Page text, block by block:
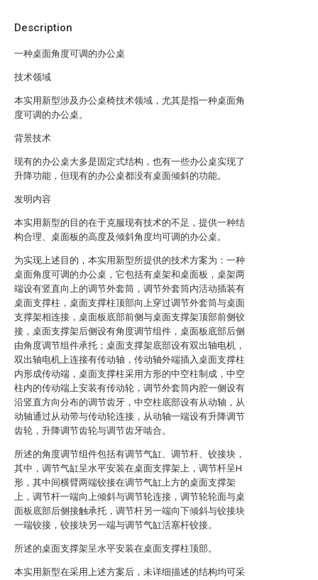
Description
一种桌面角度可调的办公桌
技术领域
本实用新型涉及办公桌椅技术领域，尤其是指一种桌面角
度可调的办公桌。
背景技术
现有的办公桌大多是固定式结构，也有一些办公桌实现了
升降功能，但现有的办公桌都没有桌面倾斜的功能。
发明内容
本实用新型的目的在于克服现有技术的不足，提供一种结
构合理、桌面板的高度及倾斜角度均可调的办公桌。
为实现上述目的，本实用新型所提供的技术方案为：一种
桌面角度可调的办公桌，它包括有桌架和桌面板，桌架两
端设有竖直向上的调节外套筒，调节外套筒内活动插装有
桌面支撑柱，桌面支撑柱顶部向上穿过调节外套筒与桌面
支撑架相连接，桌面板底部前侧与桌面支撑架顶部前侧铰
接，桌面支撑架后侧设有角度调节组件，桌面板底部后侧
由角度调节组件承托；桌面支撑架底部设有双出轴电机，
双出轴电机上连接有传动轴，传动轴外端插入桌面支撑柱
内形成传动端，桌面支撑柱采用方形的中空柱制成，中空
柱内的传动端上安装有传动轮，调节外套筒内腔一侧设有
沿竖直方向分布的调节齿牙，中空柱底部设有从动轴，从
动轴通过从动带与传动轮连接，从动轴一端设有升降调节
齿轮，升降调节齿轮与调节齿牙啮合。
所述的角度调节组件包括有调节气缸、调节杆、铰接块，
其中，调节气缸呈水平安装在桌面支撑架上，调节杆呈H
形，其中间横臂两端铰接在调节气缸上方的桌面支撑架
上，调节杆一端向上倾斜与调节轮连接，调节轮轮面与桌
面板底部后侧接触承托，调节杆另一端向下倾斜与铰接块
一端铰接，铰接块另一端与调节气缸活塞杆铰接。
所述的桌面支撑架呈水平安装在桌面支撑柱顶部。
本实用新型在采用上述方案后，未详细描述的结构均可采